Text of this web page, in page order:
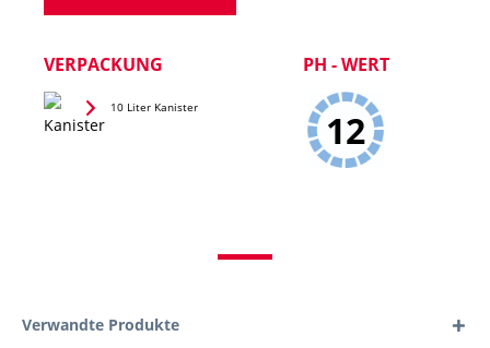
VERPACKUNG
10 Liter Kanister
PH - WERT
12
Verwandte Produkte